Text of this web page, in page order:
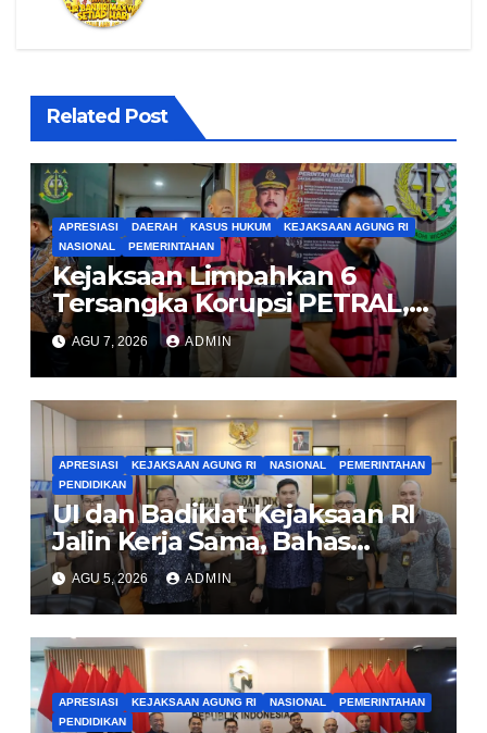
Related Post
APRESIASI DAERAH KASUS HUKUM
KEJAKSAAN AGUNG RI
NASIONAL
PEMERINTAHAN
Kejaksaan Limpahkan 6
Tersangka Korupsi PETRAL,
PES dan ISC ke PN Tipikor
Jakarta Pusat
AGU 7, 2026 ADMIN
APRESIASI KEJAKSAAN AGUNG RI NASIONAL
PEMERINTAHAN
PENDIDIKAN
UI dan Badiklat Kejaksaan RI
Jalin Kerja Sama, Bahas
Pembentukan Pusat Studi
Kajian Kejaksaan
AGU 5, 2026 ADMIN
APRESIASI KEJAKSAAN AGUNG RI NASIONAL
PEMERINTAHAN
PENDIDIKAN